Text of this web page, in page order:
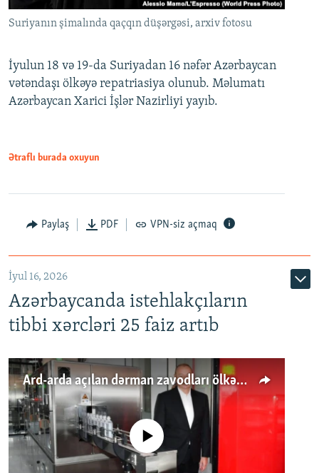
Suriyanın şimalında qaçqın düşərgəsi, arxiv fotosu
İyulun 18 və 19-da Suriyadan 16 nəfər Azərbaycan
vətəndaşı ölkəyə repatriasiya olunub. Məlumatı
Azərbaycan Xarici İşlər Nazirliyi yayıb.
Ətraflı burada oxuyun
Paylaş PDF VPN-siz açmaq
İyul 16, 2026
Azərbaycanda istehlakçıların
tibbi xərcləri 25 faiz artıb
Ard-arda açılan dərman zavodları ölkənin tələbatını ödəyirmi?
No media source currently available